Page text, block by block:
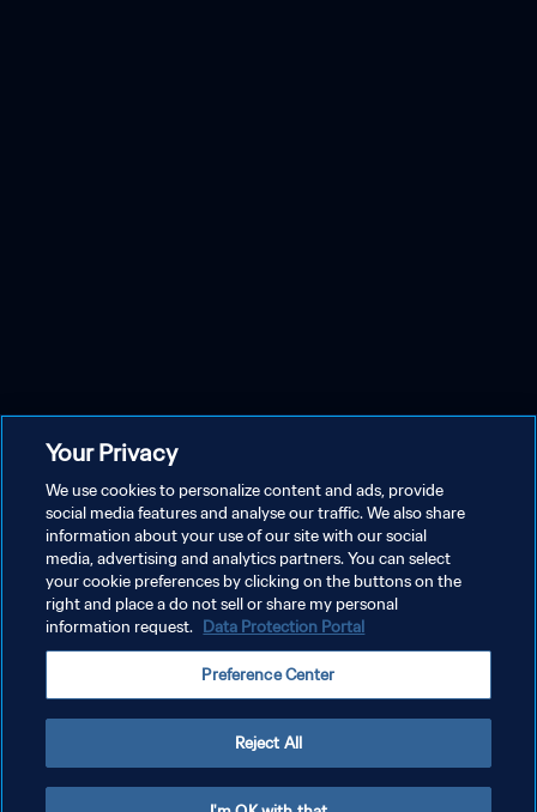
Your Privacy
We use cookies to personalize content and ads, provide
social media features and analyse our traffic. We also share
information about your use of our site with our social
media, advertising and analytics partners. You can select
your cookie preferences by clicking on the buttons on the
right and place a do not sell or share my personal
information request. Data Protection Portal
Preference Center
Reject All